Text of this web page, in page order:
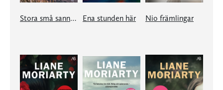
Stora små sanningar Ena stunden här Nio främlingar